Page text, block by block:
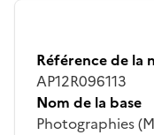
Référence de la
AP12R096113
Nom de la base
Photographies